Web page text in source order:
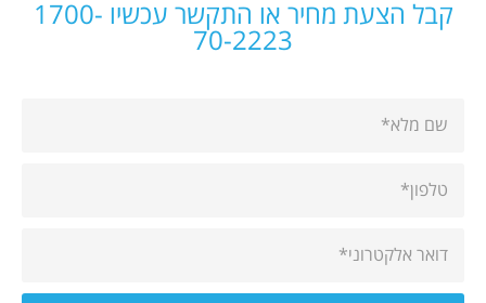
קבל הצעת מחיר או התקשר עכשיו 1700-
70-2223